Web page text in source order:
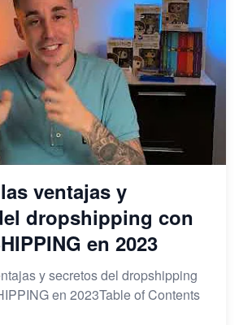
ventajas y
dropshipping con
en 2023
y secretos del dropshipping
en 2023Table of Contents